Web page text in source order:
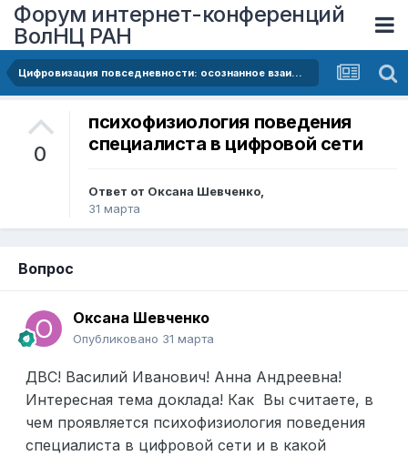
Форум интернет-конференций
ВолНЦ РАН
Цифровизация повседневности: осознанное взаимодействие человека с нейросетями
0
психофизиология поведения
специалиста в цифровой сети
Ответ от Оксана Шевченко,
31 марта
Вопрос
Оксана Шевченко
Опубликовано 31 марта
ДВС! Василий Иванович! Анна Андреевна!
Интересная тема доклада! Как Вы считаете, в
чем проявляется психофизиология поведения
специалиста в цифровой сети и в какой